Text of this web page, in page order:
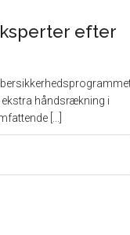
efter
ekstra håndsrækning i
[...]